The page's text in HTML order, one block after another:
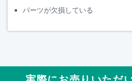
パーツが欠損している